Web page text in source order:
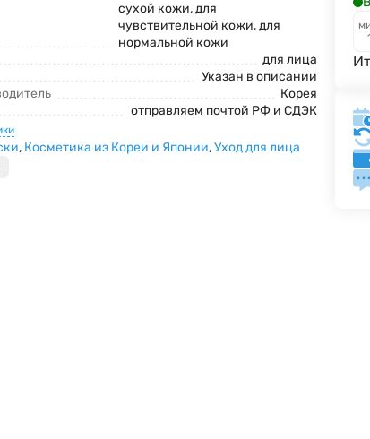
сухой кожи, для
чувствительной кожи, для
нормальной кожи
для лица
Указан в описании
Корея
отправляем почтой РФ и СДЭК
, Косметика из Кореи и Японии,Уход для лица
1